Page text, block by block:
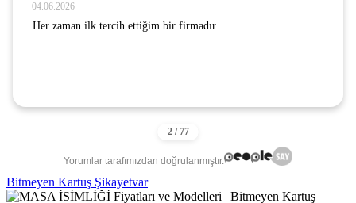
04.06.2026
Her zaman ilk tercih ettiğim bir firmadır.
Yorumlar tarafımızdan doğrulanmıştır.
Bitmeyen Kartuş Şikayetvar